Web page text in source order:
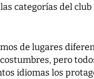
categorías del
de lugares
pero
idiomas los